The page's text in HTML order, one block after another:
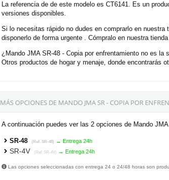
La referencia de de este modelo es CT6141. Es un
versiones disponibles.
Si lo necesitas rápido no dudes en comprarlo en
disponerlo de forma urgente . Cómpralo en nuestra
¿Mando JMA SR-48 - Copia por enfrentamiento no es
Otros productos de hogar y menaje, donde encontrarás
MÁS OPCIONES DE MANDO JMA SR - COPIA POR
A continuación puedes ver las 2 opciones de Mando
SR-48 (Ref. SR-48) → Entrega 24h
SR-4V (Ref. SR-4V) → Entrega 24h
Las opciones seleccionadas con entrega 24 o 24/48 horas son